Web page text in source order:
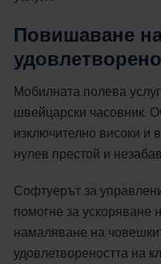
Повишаване
Мобилната полева
швейцарски часовник.
изключително високи и
нулев престой и
Софтуерът за
помогне за ускоряване
намаляване на
удовлетвореността на